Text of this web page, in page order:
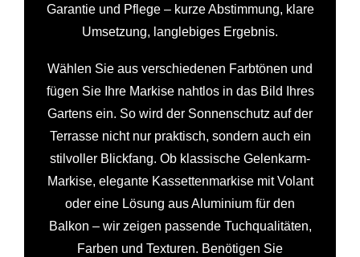
Garantie und Pflege – kurze Abstimmung, klare
Umsetzung, langlebiges Ergebnis.
Wählen Sie aus verschiedenen Farbtönen und
fügen Sie Ihre Markise nahtlos in das Bild Ihres
Gartens ein. So wird der Sonnenschutz auf der
Terrasse nicht nur praktisch, sondern auch ein
stilvoller Blickfang. Ob klassische Gelenkarm-
Markise, elegante Kassettenmarkise mit Volant
oder eine Lösung aus Aluminium für den
Balkon – wir zeigen passende Tuchqualitäten,
Farben und Texturen. Benötigen Sie